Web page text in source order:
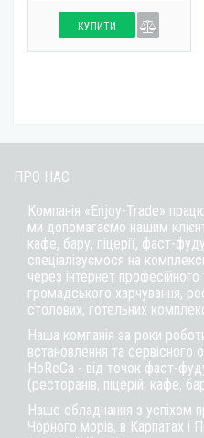
КУПИТИ
ПРО НАС
Компанія «Enjoy-Trade»
ми допомагаємо нашим
кафе, бару, піцерії, фаст-фуду
спеціалізуємося на
через інтернет
громадського харчування,
столових, готельних
Наша компанія за роки
встановлення та сервісного
HoReCa - від точок фаст-
(ресторанів, піцерій, кафе,
Наше обладнання з успіхом
Чорного морів, в Карпатах і